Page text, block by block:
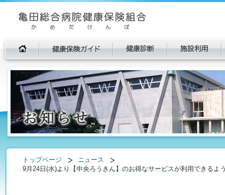
トップページ
ニュース
9月24日(水)より【中央ろうきん】のお得なサービスが利用できるよ